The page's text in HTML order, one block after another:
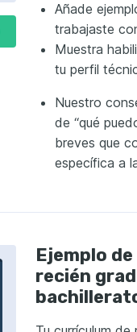
Añade
trabajaste
Muestra
tu perfil
Nuestro
de “qué
breves que
específica a
Ejemplo
recién